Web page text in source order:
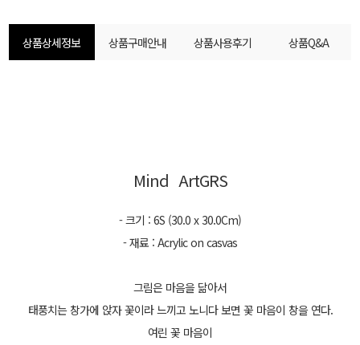
상품상세정보 상품구매안내 상품사용후기 상품Q&A
Mind ArtGRS
- 크기 : 6S (30.0 x 30.0Cm)
- 재료 : Acrylic on casvas
그림은 마음을 닮아서
태풍치는 창가에 앉자꽃이라 느끼고 노니다 보면 꽃 마음이 창을 연다.
여린 꽃 마음이